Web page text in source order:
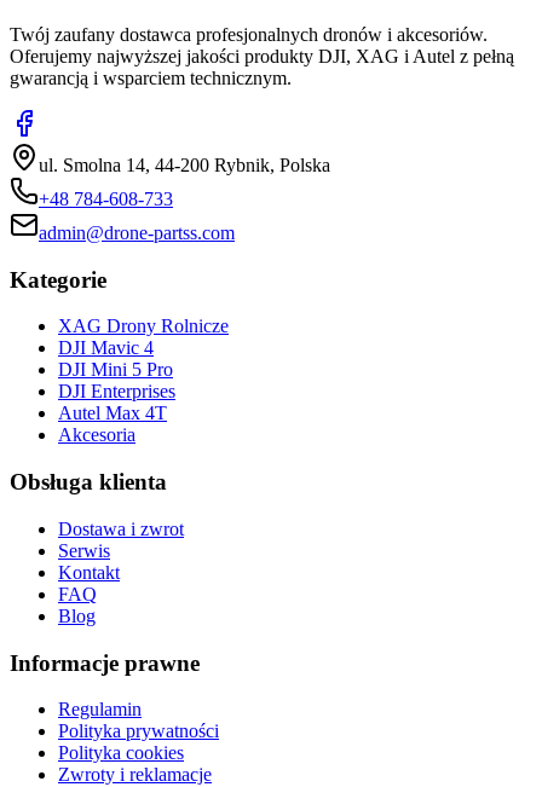
Twój zaufany dostawca profesjonalnych dronów i akcesoriów.
Oferujemy najwyższej jakości produkty DJI, XAG i Autel z pełną
gwarancją i wsparciem technicznym.
ul. Smolna 14, 44-200 Rybnik, Polska
+48 784-608-733
admin@drone-partss.com
Kategorie
XAG Drony Rolnicze
DJI Mavic 4
DJI Mini 5 Pro
DJI Enterprises
Autel Max 4T
Akcesoria
Obsługa klienta
Dostawa i zwrot
Serwis
Kontakt
FAQ
Blog
Informacje prawne
Regulamin
Polityka prywatności
Polityka cookies
Zwroty i reklamacje